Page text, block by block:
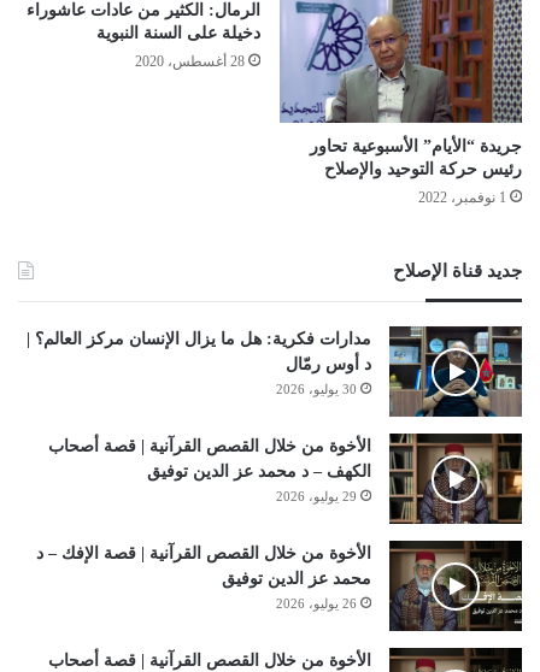
جريدة “الأيام” الأسبوعية تحاور
رئيس حركة التوحيد والإصلاح
1 نوفمبر، 2022
الرمال: الكثير من عادات عاشوراء
دخيلة على السنة النبوية
28 أغسطس، 2020
جديد قناة الإصلاح
مدارات فكرية: هل ما يزال الإنسان مركز العالم؟ |
د أوس رمّال
30 يوليو، 2026
الأخوة من خلال القصص القرآنية | قصة أصحاب
الكهف – د محمد عز الدين توفيق
29 يوليو، 2026
الأخوة من خلال القصص القرآنية | قصة الإفك – د
محمد عز الدين توفيق
26 يوليو، 2026
الأخوة من خلال القصص القرآنية | قصة أصحاب